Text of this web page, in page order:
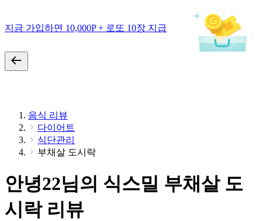
지금 가입하면 10,000P + 로또 10장 지급
음식 리뷰
다이어트
식단관리
부채살 도시락
안녕22님의 식스밀 부채살 도
시락 리뷰